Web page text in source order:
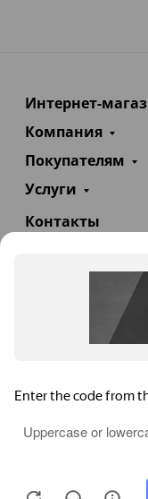
Интернет-
Компания
Покупателям
Услуги
Контакты
Пн—Сб 09:00 –
TeploExpert.com
систем